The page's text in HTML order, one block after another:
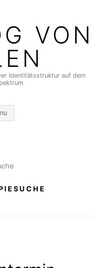
VON
Identitätsstruktur auf dem